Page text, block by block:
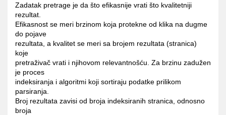
Zadatak pretrage je da što efikasnije vrati što kvalitetniji
rezultat.
Efikasnost se meri brzinom koja protekne od klika na dugme
do pojave
rezultata, a kvalitet se meri sa brojem rezultata (stranica)
koje
pretraživač vrati i njihovom relevantnošću. Za brzinu zadužen
je proces
indeksiranja i algoritmi koji sortiraju podatke prilikom
parsiranja.
Broj rezultata zavisi od broja indeksiranih stranica, odnosno
broja